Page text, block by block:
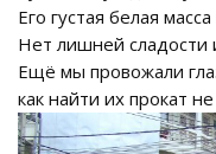
Его густая белая
Нет лишней сладости
Ещё мы провожали
как найти их прокат